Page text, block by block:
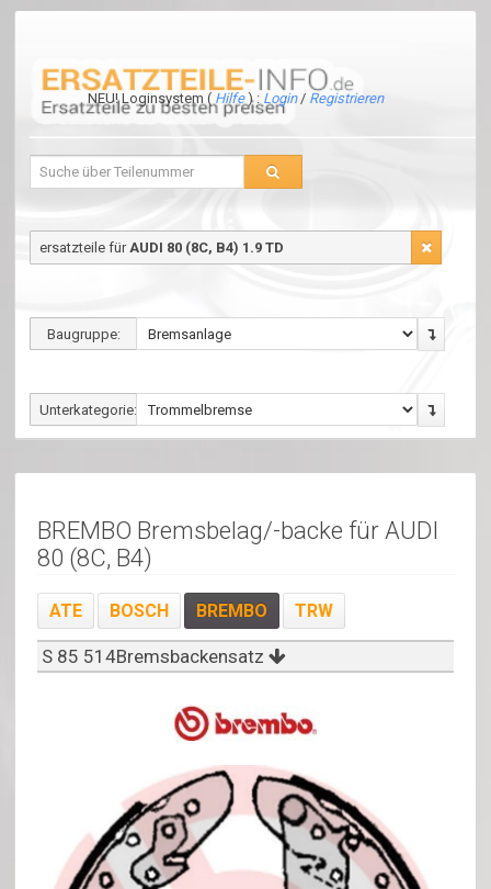
NEU! Loginsystem ( Hilfe) : Login / Registrieren
ersatzteile fürAUDI 80 (8C, B4) 1.9 TD
Baugruppe:
Unterkategorie:
BREMBO Bremsbelag/-backe für AUDI
80 (8C, B4)
ATE BOSCH BREMBO TRW
S 85 514Bremsbackensatz